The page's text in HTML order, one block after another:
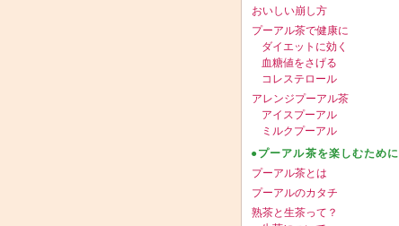
おいしい崩し方
プーアル茶で健康に
ダイエットに効く
血糖値をさげる
コレステロール
アレンジプーアル茶
アイスプーアル
ミルクプーアル
●プーアル茶を楽しむために
プーアル茶とは
プーアルのカタチ
熟茶と生茶って？